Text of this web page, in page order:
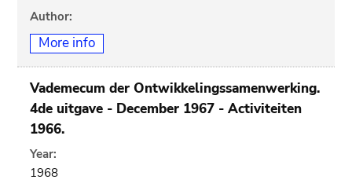
Author:
More info
Vademecum der Ontwikkelingssamenwerking.
4de uitgave - December 1967 - Activiteiten
1966.
Year:
1968